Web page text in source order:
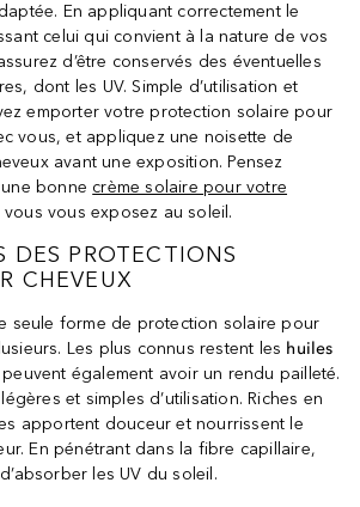
En appliquant correctement le
celui qui convient à la nature de vos
d’être conservés des éventuelles
dont les UV. Simple d’utilisation et
emporter votre protection solaire pour
vous, et appliquez une noisette de
avant une exposition. Pensez
bonne crème solaire pour votre
vous exposez au soleil.
DES PROTECTIONS
CHEVEUX
seule forme de protection solaire pour
Les plus connus restent les huiles
également avoir un rendu pailleté.
et simples d’utilisation. Riches en
apportent douceur et nourrissent le
En pénétrant dans la fibre capillaire,
les UV du soleil.